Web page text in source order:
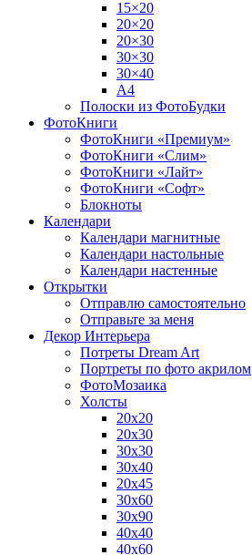
15×20
20×20
20×30
30×30
30×40
A4
Полоски из ФотоБудки
ФотоКниги
ФотоКниги «Премиум»
ФотоКниги «Слим»
ФотоКниги «Лайт»
ФотоКниги «Софт»
Блокноты
Календари
Календари магнитные
Календари настольные
Календари настенные
Открытки
Отправлю самостоятельно
Отправьте за меня
Декор Интерьера
Потреты Dream Art
Портреты по фото акрилом
ФотоМозаика
Холсты
20х20
20х30
30х30
30х40
20х45
30х60
30х90
40х40
40х60